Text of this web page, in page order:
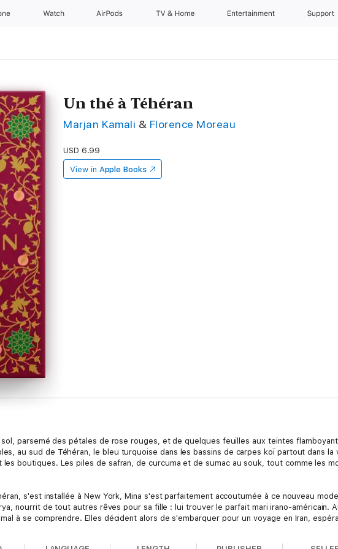
Watch AirPods TV & Home Entertainment Support
Un thé à Téhéran
Marjan Kamali & Florence Moreau
USD 6.99
View in Apple Books
parsemé des pétales de rose rouges, et de quelques feuilles aux teintes
au sud de Téhéran, le bleu turquoise dans les bassins de carpes koï partout dans la
les boutiques. Les piles de safran, de curcuma et de sumac au souk, tout comme les
s'est installée à New York, Mina s'est parfaitement accoutumée à ce nouveau
nourrit de tout autres rêves pour sa fille : lui trouver le parfait mari irano-américain.
à se comprendre. Elles décident alors de s'embarquer pour un voyage en Iran,